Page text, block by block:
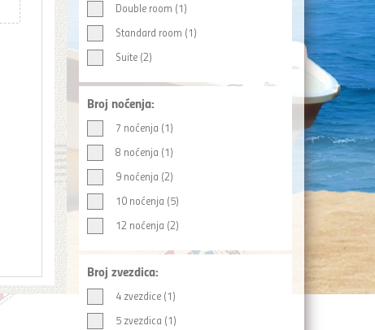
Double room (1)
Standard room (1)
Suite (2)
Broj noćenja:
7 noćenja (1)
8 noćenja (1)
9 noćenja (2)
10 noćenja (5)
12 noćenja (2)
Broj zvezdica:
4 zvezdice (1)
5 zvezdica (1)